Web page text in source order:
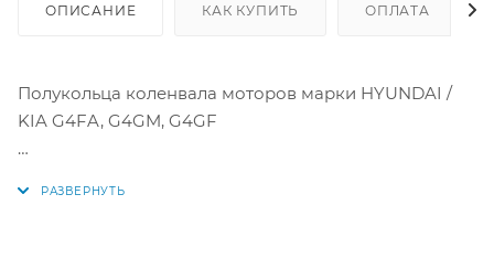
ОПИСАНИЕ КАК КУПИТЬ ОПЛАТА
Полукольца коленвала моторов марки HYUNDAI /
KIA G4FA, G4GM, G4GF